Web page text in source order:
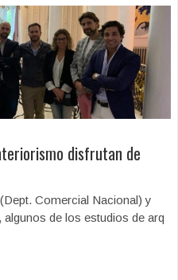
disfrutan de
Comercial Nacional) y
de los estudios de arq